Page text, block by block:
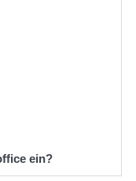
ein?